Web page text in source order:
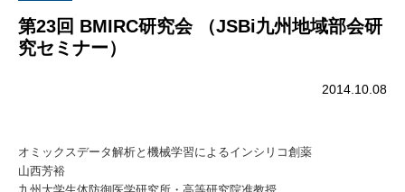
第23回 BMIRC研究会 （JSBi九州地域部会研
究セミナー）
2014.10.08
オミックスデータ解析と機械学習によるインシリコ創薬
山西芳裕
九州大学生体防御医学研究所・高等研究院准教授